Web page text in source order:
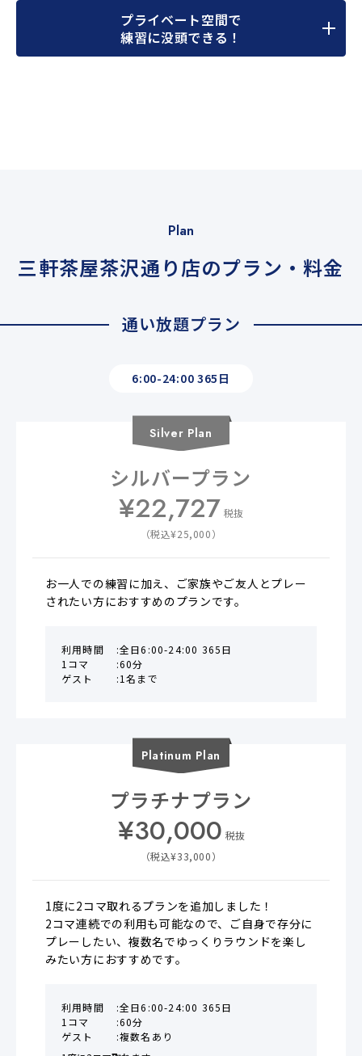
プライベート空間で
練習に没頭できる！
Plan
三軒茶屋茶沢通り店のプラン・料金
通い放題プラン
6:00-24:00 365日
Silver Plan
シルバープラン
¥22,727 税抜
（税込¥25,000）
お一人での練習に加え、ご家族やご友人とプレー
されたい方におすすめのプランです。
利用時間
全日6:00-24:00 365日
1コマ
60分
ゲスト
1名まで
Platinum Plan
プラチナプラン
¥30,000 税抜
（税込¥33,000）
1度に2コマ取れるプランを追加しました！
2コマ連続での利用も可能なので、ご自身で存分に
プレーしたい、複数名でゆっくりラウンドを楽し
みたい方におすすめです。
利用時間
全日6:00-24:00 365日
1コマ
60分
ゲスト
複数名あり